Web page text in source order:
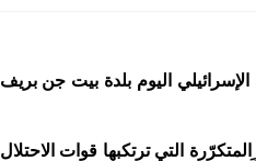
الاحتلال الإسرائيلي اليوم بلدة بيت جن بريف
التي ترتكبها قوات الاحتلال